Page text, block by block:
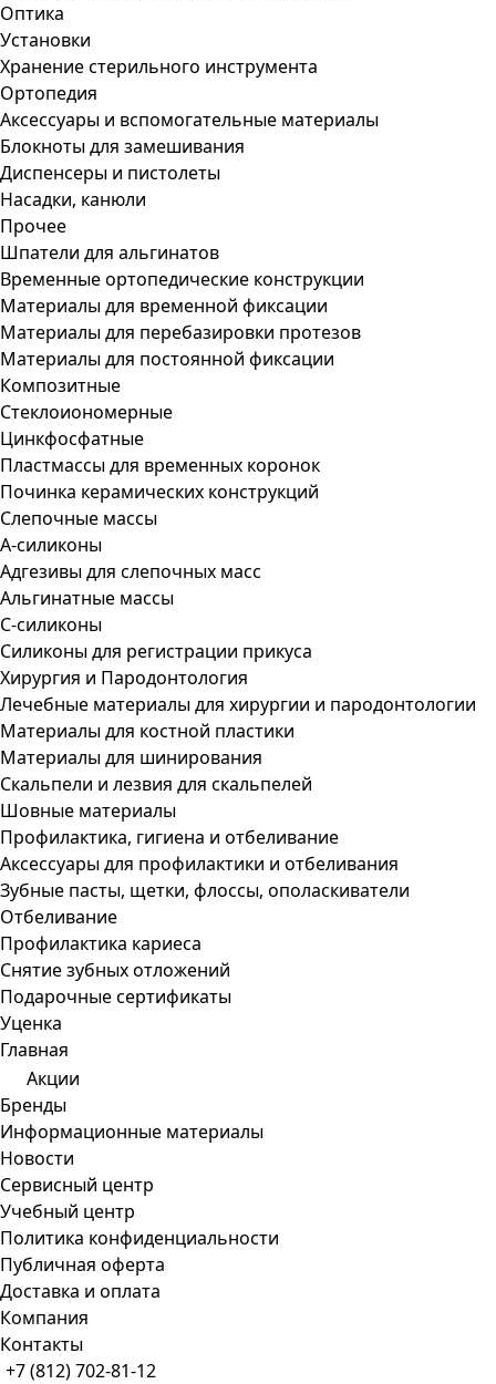
Оптика
Установки
Хранение стерильного инструмента
Ортопедия
Аксессуары и вспомогательные материалы
Блокноты для замешивания
Диспенсеры и пистолеты
Насадки, канюли
Прочее
Шпатели для альгинатов
Временные ортопедические конструкции
Материалы для временной фиксации
Материалы для перебазировки протезов
Материалы для постоянной фиксации
Композитные
Стеклоиономерные
Цинкфосфатные
Пластмассы для временных коронок
Починка керамических конструкций
Слепочные массы
А-силиконы
Адгезивы для слепочных масс
Альгинатные массы
С-силиконы
Силиконы для регистрации прикуса
Хирургия и Пародонтология
Лечебные материалы для хирургии и пародонтологии
Материалы для костной пластики
Материалы для шинирования
Скальпели и лезвия для скальпелей
Шовные материалы
Профилактика, гигиена и отбеливание
Аксессуары для профилактики и отбеливания
Зубные пасты, щетки, флоссы, ополаскиватели
Отбеливание
Профилактика кариеса
Снятие зубных отложений
Подарочные сертификаты
Уценка
Главная
Акции
Бренды
Информационные материалы
Новости
Сервисный центр
Учебный центр
Политика конфиденциальности
Публичная оферта
Доставка и оплата
Компания
Контакты
+7 (812) 702-81-12